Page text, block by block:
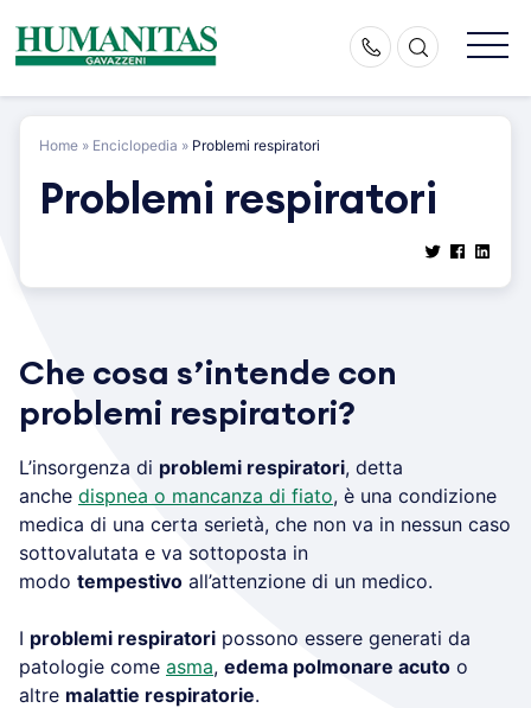
content
Home » Enciclopedia » Problemi respiratori
Problemi respiratori
Che cosa s’intende con
problemi respiratori?
L’insorgenza di problemi respiratori, detta
anche dispnea o mancanza di fiato, è una condizione
medica di una certa serietà, che non va in nessun caso
sottovalutata e va sottoposta in
modo tempestivo all’attenzione di un medico.
I problemi respiratori possono essere generati da
patologie come asma, edema polmonare acuto o
altre malattie respiratorie.